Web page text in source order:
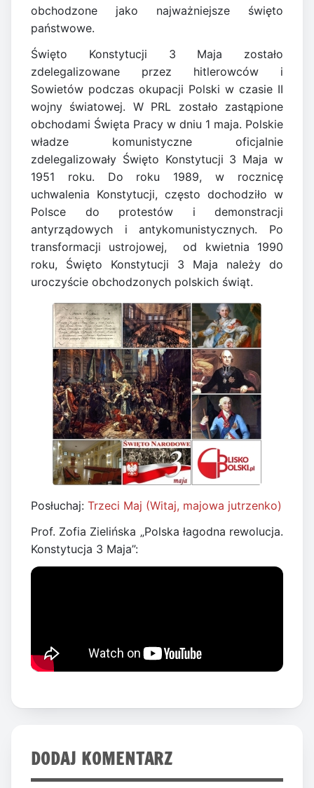
obchodzone jako najważniejsze święto
państwowe.
Święto Konstytucji 3 Maja zostało
zdelegalizowane przez hitlerowców i
Sowietów podczas okupacji Polski w czasie II
wojny światowej. W PRL zostało zastąpione
obchodami Święta Pracy w dniu 1 maja. Polskie
władze komunistyczne oficjalnie
zdelegalizowały Święto Konstytucji 3 Maja w
1951 roku. Do roku 1989, w rocznicę
uchwalenia Konstytucji, często dochodziło w
Polsce do protestów i demonstracji
antyrządowych i antykomunistycznych. Po
transformacji ustrojowej, od kwietnia 1990
roku, Święto Konstytucji 3 Maja należy do
uroczyście obchodzonych polskich świąt.
Posłuchaj: Trzeci Maj (Witaj, majowa jutrzenko)
Prof. Zofia Zielińska „Polska łagodna rewolucja.
Konstytucja 3 Maja”:
DODAJ KOMENTARZ